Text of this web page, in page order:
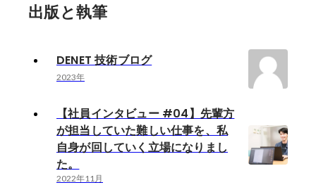
出版と執筆
DENET 技術ブログ
2023年
【社員インタビュー #04】先輩方
が担当していた難しい仕事を、私
自身が回していく立場になりまし
た。
2022年11月